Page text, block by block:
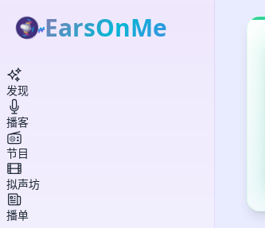
EarsOnMe
发现
播客
节目
拟声坊
播单